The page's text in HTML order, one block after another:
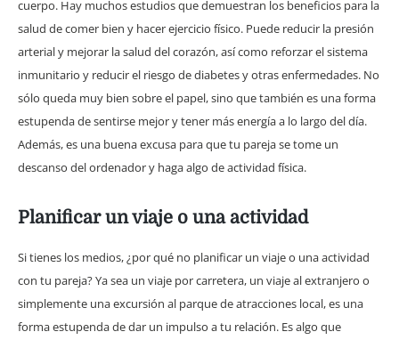
cuerpo. Hay muchos estudios que demuestran los beneficios para la
salud de comer bien y hacer ejercicio físico. Puede reducir la presión
arterial y mejorar la salud del corazón, así como reforzar el sistema
inmunitario y reducir el riesgo de diabetes y otras enfermedades. No
sólo queda muy bien sobre el papel, sino que también es una forma
estupenda de sentirse mejor y tener más energía a lo largo del día.
Además, es una buena excusa para que tu pareja se tome un
descanso del ordenador y haga algo de actividad física.
Planificar un viaje o una actividad
Si tienes los medios, ¿por qué no planificar un viaje o una actividad
con tu pareja? Ya sea un viaje por carretera, un viaje al extranjero o
simplemente una excursión al parque de atracciones local, es una
forma estupenda de dar un impulso a tu relación. Es algo que